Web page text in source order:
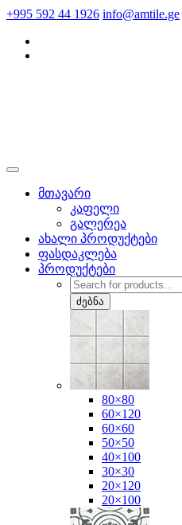
Skip
content
+995 592 44 1926 info@amtile.ge
მთავარი
კაფელი
გალერეა
ახალი პროდუქტები
ფასდაკლება
პროდუქტები
Products
search
ძებნა
80×80
60×120
60×60
50×50
40×100
30×30
20×120
20×100